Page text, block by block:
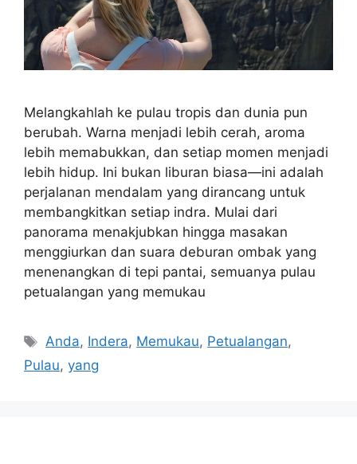
Melangkahlah ke pulau tropis dan dunia pun
berubah. Warna menjadi lebih cerah, aroma
lebih memabukkan, dan setiap momen menjadi
lebih hidup. Ini bukan liburan biasa—ini adalah
perjalanan mendalam yang dirancang untuk
membangkitkan setiap indra. Mulai dari
panorama menakjubkan hingga masakan
menggiurkan dan suara deburan ombak yang
menenangkan di tepi pantai, semuanya pulau
petualangan yang memukau
Tags
Anda, Indera, Memukau, Petualangan,
Pulau, yang